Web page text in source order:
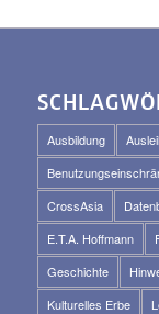
Ausbildung
CrossAsia
E.T.A. Hoffmann
Geschichte
Kulturelles Erbe